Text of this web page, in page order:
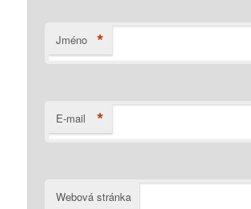
Jméno *
E-mail *
Webová stránka